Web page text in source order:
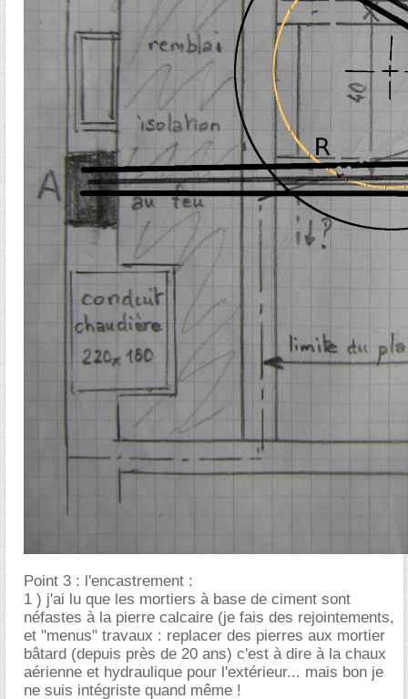
Point 3 : l'encastrement :
1 ) j'ai lu que les mortiers à base de ciment sont
néfastes à la pierre calcaire (je fais des rejointements,
et "menus" travaux : replacer des pierres aux mortier
bâtard (depuis près de 20 ans) c'est à dire à la chaux
aérienne et hydraulique pour l'extérieur... mais bon je
ne suis intégriste quand même !